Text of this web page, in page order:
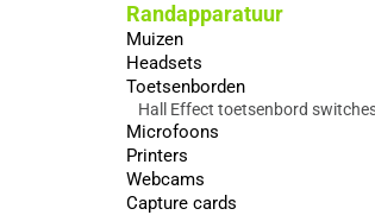
Randapparatuur
Muizen
Headsets
Toetsenborden
Hall Effect toetsenbord
Microfoons
Printers
Webcams
Capture cards